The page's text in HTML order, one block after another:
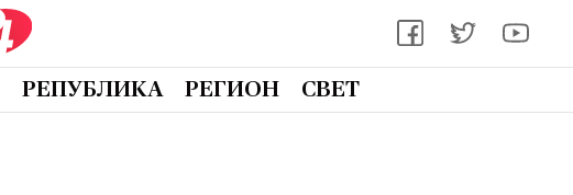
РЕПУБЛИКА РЕГИОН СВЕТ